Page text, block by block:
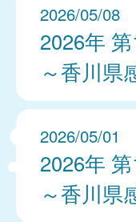
2026/05/08
2026年
～香川県
2026/05/01
2026年
～香川県